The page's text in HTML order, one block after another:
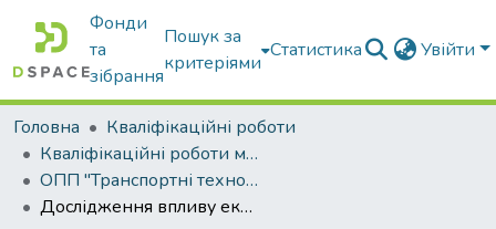
Фонди
та
зібрання
Пошук за
критеріями
Статистика Увійти
Головна
Кваліфікаційні роботи
Кваліфікаційні роботи магістрів
ОПП "Транспортні технології на автомобільному транспорті"
Дослідження впливу екологічних чинників на ефективність ланцюга постачань аграрної продукції